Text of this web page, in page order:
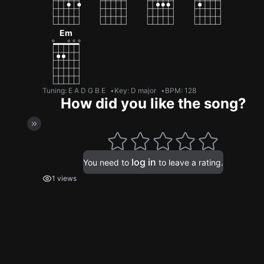
Em
Tuning: E A D G B E Key: D major BPM: 128
How did you like the song?
You need to log in to leave a rating.
1 views